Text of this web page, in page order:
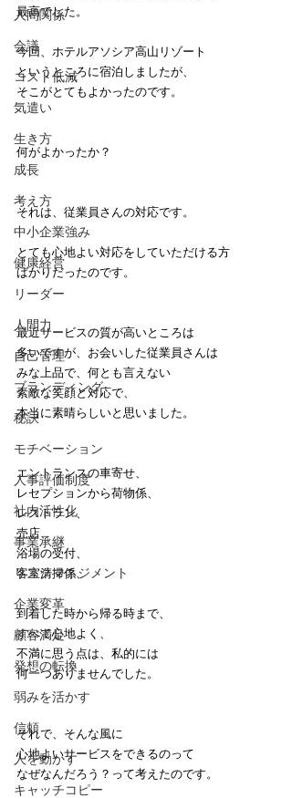
人間関係
会議
コスト低減
気遣い
生き方
成長
考え方
中小企業強み
健康経営
リーダー
人間力
自己管理
ブランディング
秘訣
モチベーション
人事評価制度
社内活性化
事業承継
リスクマネジメント
企業変革
顧客満足
発想の転換
弱みを活かす
信頼
人を動かす
キャッチコピー
最高でした。
今回、ホテルアソシア高山リゾート
というところに宿泊しましたが、
そこがとてもよかったのです。
何がよかったか？
それは、従業員さんの対応です。
とても心地よい対応をしていただける方
ばかりだったのです。
最近サービスの質が高いところは
多いですが、お会いした従業員さんは
みな上品で、何とも言えない
素敵な笑顔と対応で、
本当に素晴らしいと思いました。
エントランスの車寄せ、
レセプションから荷物係、
レストラン、
売店、
浴場の受付、
客室清掃係、
到着した時から帰る時まで、
すべて心地よく、
不満に思う点は、私的には
何一つありませんでした。
それで、そんな風に
心地よいサービスをできるのって
なぜなんだろう？って考えたのです。